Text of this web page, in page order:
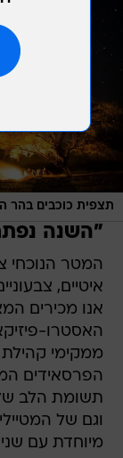
תצפית כוכבים בהר
"השנה
המטר הנוכחי
איטיים,
אנו מכירים
האסטרו-
ממקימי
הפרסאידים
תשומת הלב של
וגם של
מיוחדת עם